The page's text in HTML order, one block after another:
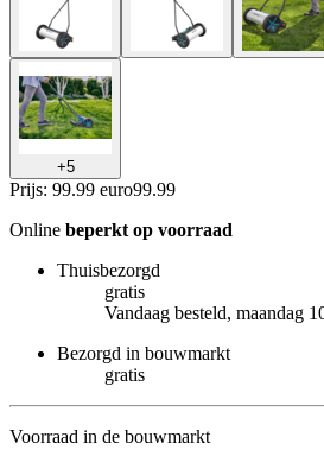
+5
Prijs: 99.99 euro99.99
Online beperkt op voorraad
Thuisbezorgd
gratis
Vandaag besteld, maandag
Bezorgd in bouwmarkt
gratis
Voorraad in de bouwmarkt